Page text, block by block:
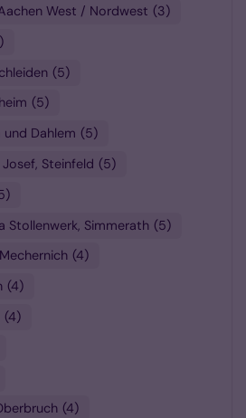
West / Nordwest 3
5
5
und Dahlem 5
Steinfeld 5
Stollenwerk, Simmerath 5
4
4
4
4